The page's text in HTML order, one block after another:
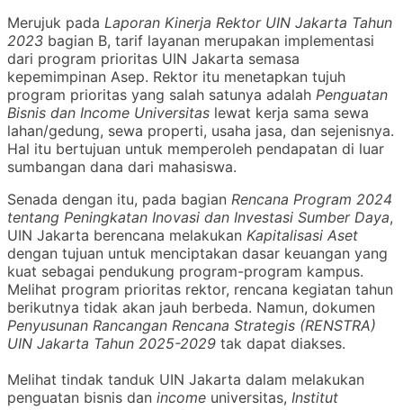
Merujuk pada Laporan Kinerja Rektor UIN Jakarta Tahun
2023 bagian B, tarif layanan merupakan implementasi
dari program prioritas UIN Jakarta semasa
kepemimpinan Asep. Rektor itu menetapkan tujuh
program prioritas yang salah satunya adalah Penguatan
Bisnis dan Income Universitas lewat kerja sama sewa
lahan/gedung, sewa properti, usaha jasa, dan sejenisnya.
Hal itu bertujuan untuk memperoleh pendapatan di luar
sumbangan dana dari mahasiswa.
Senada dengan itu, pada bagian Rencana Program 2024
tentang Peningkatan Inovasi dan Investasi Sumber Daya,
UIN Jakarta berencana melakukan Kapitalisasi Aset
dengan tujuan untuk menciptakan dasar keuangan yang
kuat sebagai pendukung program-program kampus.
Melihat program prioritas rektor, rencana kegiatan tahun
berikutnya tidak akan jauh berbeda. Namun, dokumen
Penyusunan Rancangan Rencana Strategis (RENSTRA)
UIN Jakarta Tahun 2025-2029 tak dapat diakses.
Melihat tindak tanduk UIN Jakarta dalam melakukan
penguatan bisnis dan income universitas, Institut